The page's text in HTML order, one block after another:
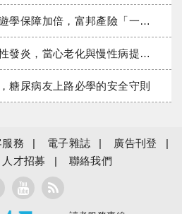
邦產險「一期逐夢」專案加碼遠距醫療與緊急救援
炎，當心老化與慢性病提早報到
糖尿病友上路必學的安全守則
服務 電子雜誌
廣告刊登
人才招募 聯絡我們